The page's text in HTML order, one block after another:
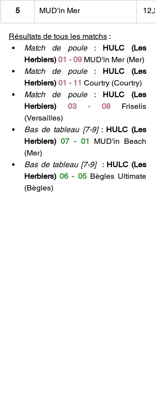
5 MUD'in Mer
Résultats de tous les matchs :
Match de poule : HULC (Les
Herbiers) 01 - 09 MUD'in Mer (Mer)
Match de poule : HULC (Les
Herbiers) 01 - 11 Courtry (Courtry)
Match de poule : HULC (Les
Herbiers) 03 - 08 Friselis
(Versailles)
Bas de tableau [7-9] : HULC (Les
Herbiers) 07 - 01 MUD'in Beach
(Mer)
Bas de tableau [7-9]
  :
HULC (Les
Herbiers) 06 - 05 Bègles Ultimate
(Bègles)